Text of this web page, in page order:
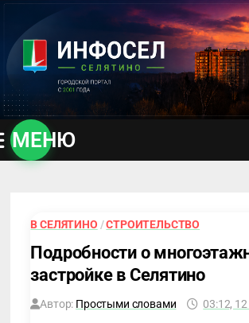
содержимому
МЕНЮ
В СЕЛЯТИНО /СТРОИТЕЛЬСТВО
Подробности о
застройке в Селятино
Автор: Простыми словами 03:12,